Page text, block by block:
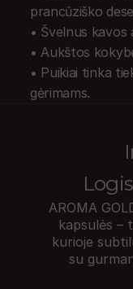
prancūziško
• Švelnus kavos
• Aukštos
• Puikiai tinka
gėrimams.
AROMA
kapsulės –
kurioje
su